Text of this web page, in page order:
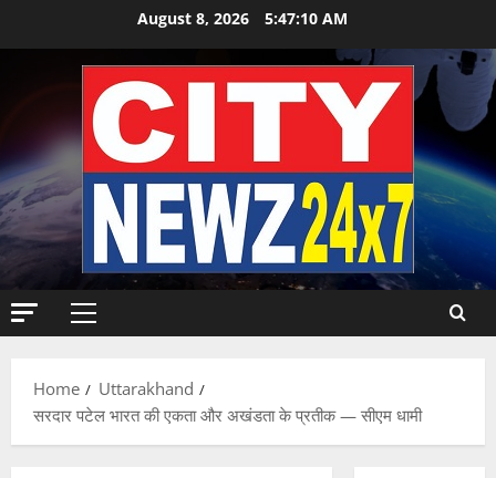
August 8, 2026 5:47:11 AM
Primary
Home
Uttarakhand
सरदार पटेल भारत की एकता और अखंडता के प्रतीक — सीएम धामी